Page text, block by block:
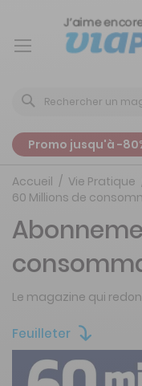
Promo jusqu'à -
Accueil Vie Pratique
60 Millions de
Feuilleter
Le magazine qui